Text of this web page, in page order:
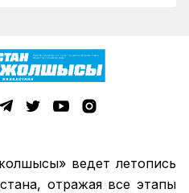
ведет летопись
отражая все этапы